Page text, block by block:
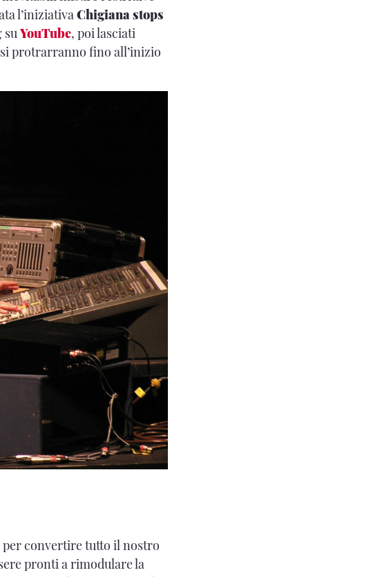
l’iniziativaChigiana stops
suYouTube, poi lasciati
protrarranno fino all’inizio
convertire tutto il nostro
pronti a rimodulare la